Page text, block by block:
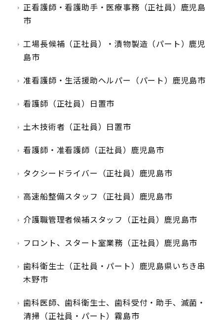
正看護師・看護助手・医療事務（正社員）鹿児島
市
工場長候補（正社員）・漬物製造（パート）鹿児
島市
准看護師・生活援助ヘルパー（パート）鹿児島市
看護師（正社員）日置市
土木技術者（正社員）日置市
看護師・准看護師（正社員）鹿児島市
タクシードライバー（正社員）鹿児島市
高速船整備スタッフ（正社員）鹿児島市
介護職管理者候補スタッフ（正社員）鹿児島市
フロント、スタート室業務（正社員）鹿児島市
歯科衛生士（正社員・パート）鹿児島県いちき串
木野市
歯科医師、歯科衛生士、歯科受付・助手、滅菌・
清掃（正社員・パート）霧島市